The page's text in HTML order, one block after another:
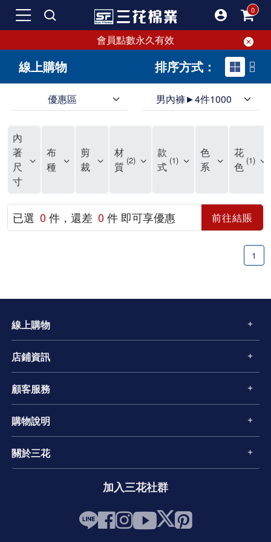
會員點數永久有效
線上購物 排序方式：
優惠區 男內褲►4件1000
三花男內褲提供最平實好搭的男內褲選擇。採用高品質原料製成，三花男內褲擁有絕佳彈性與透氣度，怎麼穿都舒適不用擔心造成肌膚困擾，立體剪裁全面大升級，滿意度百分百。
三花男內褲是男生首選品牌，適合休閒與運動。彈性好，人體工學剪裁，立體效果佳，舒適感大提升，魅力指數破表！
市佔率高達50年！三花專注設計，提升舒適與耐用，針對亞洲男性剪裁，大動作不卡襠。
三花男內褲採用優質棉料製成，褲身擁有超過千個散熱孔，吸汗透氣，柔順舒適，解決一般男內褲的悶熱問題。針對亞洲男性體型的立體剪裁設計，告別卡襠煩惱，自如大動作。三花男內褲市佔率高，專注製造與開發超過50年，提升舒適度與耐用性，深受網友推崇。五片式剪裁設計，適合各種身形及風格，給予肌膚前所未有的透氣舒適體驗。
【心情閒聊】男內褲的一些小心得?! 身為一名廣告代理商的社群小編，每次接到新客戶都需做好充足的產業功課，以免在撰寫廣告時顯得膚淺。美妝和流行服飾的客戶總讓我感到一點小確幸，因為可以搶先試用到新產品，或請客戶幫忙以員工價購買商品，讓人有中獎的小喜悅。 這次的客戶卻是-男內褲! 男內褲! 男內褲! 由於是第一次接觸這類產品，所以特地重複三次來表達內心的震驚。因為獨處時間較長，對於男內褲的研究多少有些害羞。因而硬著頭皮買了好幾件男內褲進行研究。 家裡沒有兄弟，也沒有可以直接聊男內褲的男性朋友，自己去買男內褲真的需要一些勇氣。我感謝現在的高科技網購，讓我不用親自到店面盯著男內褲看，也能輕鬆購買到不同種類的男內褲，真是感恩網路! 在Google搜尋 ""男內褲""，瞬間出現許多品牌，男內褲的世界真是博大精深呢。我開始扮演男內褲研究生，對男內褲進行分類：從長短、高低中腰到情趣男內褲，各式各樣應有盡有。好險此次的客戶是比較中規中矩的，情趣類的男內褲不在研究範圍，不然一直盯著穿內褲的模特兒看也太難為情了。 男內褲的設計功能其實不亞於女生內衣。由於男生身體結構的關係，需要更細心的設計。市面上較大的品牌有老牌的三花、三槍、宜而爽等，還有大手筆請代言人的CK、PLAYBOY等品牌。要選男內褲，實在需要下些功夫。 我將男內褲分為兩個面向：花色和功能設計。選擇男內褲的花色非常重要，因為能看出個人的品味和對內外搭配的重視程度。宅男們穿著50歲阿伯的花色內褲，或是穿白褲子搭配大黑色內褲，都是不OK的搭配。 功能設計則是對重要部位的保?。為了確保舒適性，有的內褲設計了開襟方便上廁所，有的設計了專屬囊袋固定，更有五片立體剪裁，或者強調視覺效果的內褲。這些設計不僅滿足基本的生理需求，更進階到心靈上的滿足。 以往從未想過要認真研究男內褲，直到這次工作的契機才真正了解男內褲的繁複。男內褲花色多樣，研究起來花費了不少時間。與男內褲客戶窗口交流，我這個女專案可能會有一段尷尬期，希望自己討論時不會笑場。雖然我無法真正體驗男內褲的全部功能，但透過揣測和客戶專業的回答，依然探詢到了許多有趣的現象。 某些網友反應某些國外品牌的男內褲不好穿，可能因為這些品牌是按照西方身材比例製造，不太適合台灣男性。同樣的現象也出現在女性內衣上，所以選擇適合自己的內褲才是最重要的。 以上只是我的心情抒發，沒有針對任何一家男內褲品牌，歡迎更多對男內褲有興趣的朋友加入研究行列！"
內
著
尺
寸
布
種
剪
裁
材
質 2
款
式 1
色
系
花
色 1
已選 0件，還差 0件 即可享優惠 前往結賬
1
線上購物
店鋪資訊
顧客服務
購物說明
關於三花
加入三花社群